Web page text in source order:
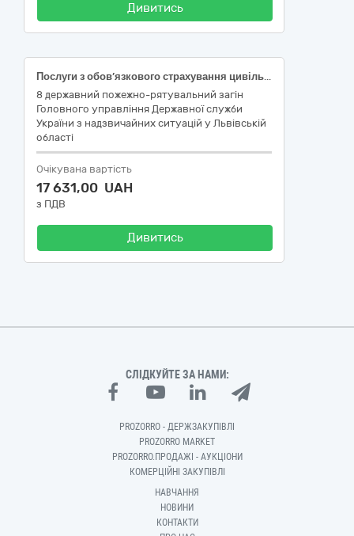
Дивитись
Послуги з обов’язкового страхування цивільно-правової відповідальності власників наземних транспортних засобів
8 державний пожежно-рятувальний загін
Головного управління Державної служби
України з надзвичайних ситуацій у Львівській
області
Очікувана вартість
17 631,00 UAH
з ПДВ
Дивитись
СЛІДКУЙТЕ ЗА НАМИ:
PROZORRO - ДЕРЖЗАКУПІВЛІ
PROZORRO MARKET
PROZORRO.ПРОДАЖІ - АУКЦІОНИ
КОМЕРЦІЙНІ ЗАКУПІВЛІ
НАВЧАННЯ
НОВИНИ
КОНТАКТИ